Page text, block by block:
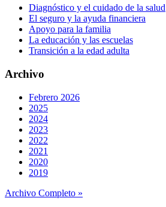
Diagnóstico y el cuidado de la salud
El seguro y la ayuda financiera
Apoyo para la familia
La educación y las escuelas
Transición a la edad adulta
Archivo
Febrero 2026
2025
2024
2023
2022
2021
2020
2019
Archivo Completo »